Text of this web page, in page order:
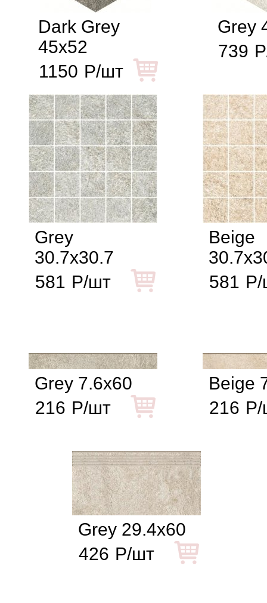
Dark Grey
45x52
1150 Р/шт
Grey
739
Grey
30.7x30.7
581 Р/шт
Beige
581 Р/
Grey 7.6x60
216 Р/шт
Beige
216 Р/
Grey 29.4x60
426 Р/шт